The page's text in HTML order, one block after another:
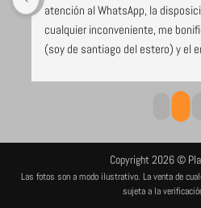
atención al WhatsApp, la
cualquier inconveniente, me
(soy de santiago del estero) y el
Copyright 2026 ©
Las fotos son a modo ilustrativo. La venta de
sujeta a la